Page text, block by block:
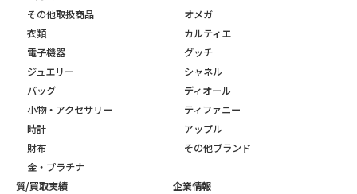
その他取扱商品
衣類
電子機器
ジュエリー
バッグ
小物・アクセサリー
時計
財布
金・プラチナ
オメガ
カルティエ
グッチ
シャネル
ディオール
ティファニー
アップル
その他ブランド
質/買取実績
企業情報